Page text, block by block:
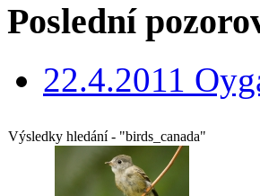
Poslední
22.4.2011
Výsledky hledání - "birds_canada"